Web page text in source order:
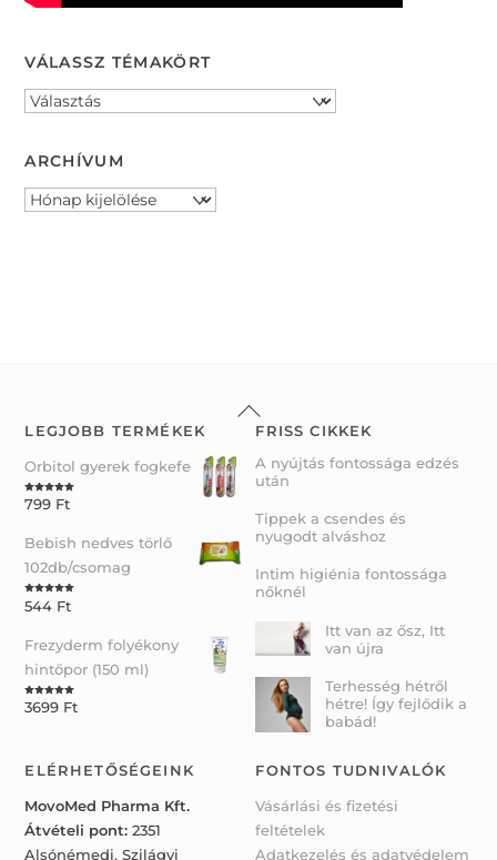
VÁLASSZ TÉMAKÖRT
ARCHÍVUM
Archívum
Back
To
LEGJOBB TERMÉKEK
Orbitol gyerek fogkefe
Rated5.00
out of 5
799 Ft
Bebish nedves törlő
102db/csomag
Rated5.00
out of 5
544 Ft
Frezyderm folyékony
hintőpor (150 ml)
Rated5.00
out of 5
3699 Ft
FRISS CIKKEK
A nyújtás fontossága edzés
után
Tippek a csendes és
nyugodt alváshoz
Intim higiénia fontossága
nőknél
Itt van az ősz, Itt
van újra
Terhesség hétről
hétre! Így fejlődik a
babád!
ELÉRHETŐSÉGEINK
MovoMed Pharma Kft.
Átvételi pont: 2351
Alsónémedi, Szilágyi
FONTOS TUDNIVALÓK
Vásárlási és fizetési
feltételek
Adatkezelés és adatvédelem